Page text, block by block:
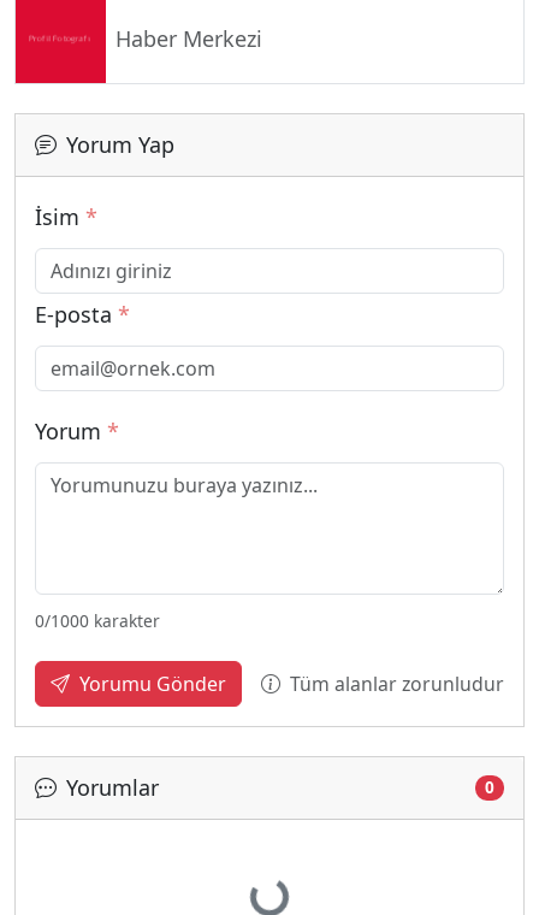
Haber Merkezi
Yorum Yap
İsim *
E-posta *
Yorum *
0/1000 karakter
Yorumu Gönder Tüm alanlar zorunludur
Yorumlar 0
Yükleniyor...